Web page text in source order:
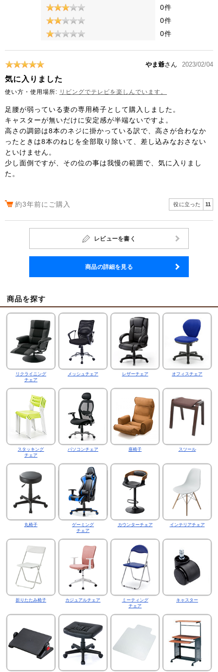
0件
0件
0件
やま爺さん 2023/02/04
気に入りました
使い方・使用場所: リビングでテレビを楽しんでいます。
足腰が弱っている妻の専用椅子として購入しました。
キャスターが無いだけに安定感が半端ないですよ。
高さの調節は8本のネジに掛かっている訳で、高さが合わなか
ったときは8本のねじを全部取り除いて、差し込みなおさない
といけません。
少し面倒ですが、その位の事は我慢の範囲で、気に入りまし
た。
約3年前にご購入 役に立った 11
レビューを書く
商品の詳細を見る
商品を探す
リクライニング
チェア
メッシュチェア レザーチェア オフィスチェア
スタッキング
チェア
パソコンチェア 座椅子 スツール
丸椅子
ゲーミング
チェア
カウンターチェア インテリアチェア
折りたたみ椅子 カジュアルチェア
ミーティング
チェア
キャスター